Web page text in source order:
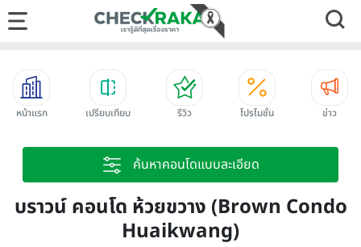
หน้าแรก เปรียบเทียบ รีวิว โปรโมชั่น ข่าว
ค้นหาคอนโดแบบละเอียด
บราวน์ คอนโด ห้วยขวาง (Brown Condo
Huaikwang)